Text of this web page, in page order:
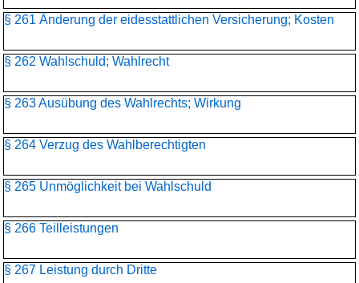
§ 261 Änderung der eidesstattlichen Versicherung; Kosten
§ 262 Wahlschuld; Wahlrecht
§ 263 Ausübung des Wahlrechts; Wirkung
§ 264 Verzug des Wahlberechtigten
§ 265 Unmöglichkeit bei Wahlschuld
§ 266 Teilleistungen
§ 267 Leistung durch Dritte